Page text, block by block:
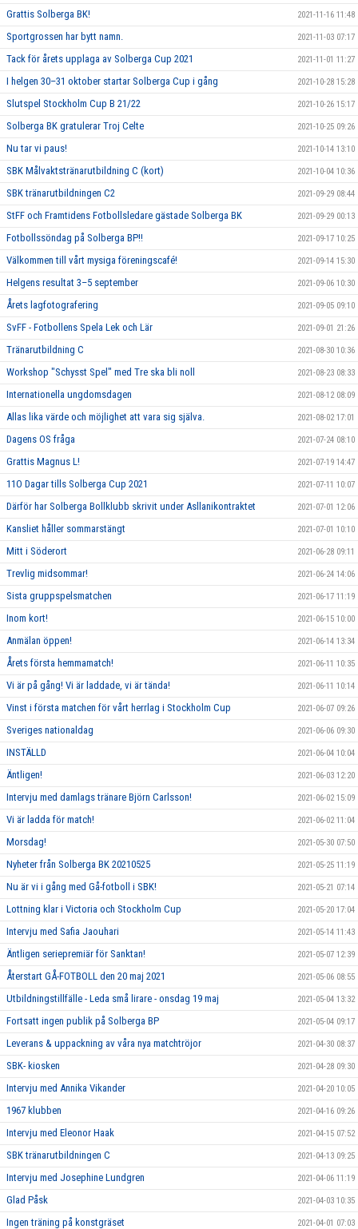
Grattis Solberga BK! 2021-11-16 11:48
Sportgrossen har bytt namn. 2021-11-03 07:17
Tack för årets upplaga av Solberga Cup 2021 2021-11-01 11:27
I helgen 30–31 oktober startar Solberga Cup i gång 2021-10-28 15:28
Slutspel Stockholm Cup B 21/22 2021-10-26 15:17
Solberga BK gratulerar Troj Celte 2021-10-25 09:26
Nu tar vi paus! 2021-10-14 13:10
SBK Målvaktstränarutbildning C (kort) 2021-10-04 10:36
SBK tränarutbildningen C2 2021-09-29 08:44
StFF och Framtidens Fotbollsledare gästade Solberga BK 2021-09-29 00:13
Fotbollssöndag på Solberga BP!! 2021-09-17 10:25
Välkommen till vårt mysiga föreningscafé! 2021-09-14 15:30
Helgens resultat 3–5 september 2021-09-06 10:30
Årets lagfotografering 2021-09-05 09:10
SvFF - Fotbollens Spela Lek och Lär 2021-09-01 21:26
Tränarutbildning C 2021-08-30 10:36
Workshop "Schysst Spel" med Tre ska bli noll 2021-08-23 08:33
Internationella ungdomsdagen 2021-08-12 08:09
Allas lika värde och möjlighet att vara sig själva. 2021-08-02 17:01
Dagens OS fråga 2021-07-24 08:10
Grattis Magnus L! 2021-07-19 14:47
11O Dagar tills Solberga Cup 2021 2021-07-11 10:07
Därför har Solberga Bollklubb skrivit under Asllanikontraktet 2021-07-01 12:06
Kansliet håller sommarstängt 2021-07-01 10:10
Mitt i Söderort 2021-06-28 09:11
Trevlig midsommar! 2021-06-24 14:06
Sista gruppspelsmatchen 2021-06-17 11:19
Inom kort! 2021-06-15 10:00
Anmälan öppen! 2021-06-14 13:34
Årets första hemmamatch! 2021-06-11 10:35
Vi är på gång! Vi är laddade, vi är tända! 2021-06-11 10:14
Vinst i första matchen för vårt herrlag i Stockholm Cup 2021-06-07 09:26
Sveriges nationaldag 2021-06-06 09:30
INSTÄLLD 2021-06-04 10:04
Äntligen! 2021-06-03 12:20
Intervju med damlags tränare Björn Carlsson! 2021-06-02 15:09
Vi är ladda för match! 2021-06-02 11:04
Morsdag! 2021-05-30 07:50
Nyheter från Solberga BK 20210525 2021-05-25 11:19
Nu är vi i gång med Gå-fotboll i SBK! 2021-05-21 07:14
Lottning klar i Victoria och Stockholm Cup 2021-05-20 17:04
Intervju med Safia Jaouhari 2021-05-14 11:43
Äntligen seriepremiär för Sanktan! 2021-05-07 12:39
Återstart GÅ-FOTBOLL den 20 maj 2021 2021-05-06 08:55
Utbildningstillfälle - Leda små lirare - onsdag 19 maj 2021-05-04 13:32
Fortsatt ingen publik på Solberga BP 2021-05-04 09:17
Leverans & uppackning av våra nya matchtröjor 2021-04-30 08:37
SBK- kiosken 2021-04-28 09:30
Intervju med Annika Vikander 2021-04-20 10:05
1967 klubben 2021-04-16 09:26
Intervju med Eleonor Haak 2021-04-15 07:52
SBK tränarutbildningen C 2021-04-13 09:25
Intervju med Josephine Lundgren 2021-04-06 11:19
Glad Påsk 2021-04-03 10:35
Ingen träning på konstgräset 2021-04-01 07:03